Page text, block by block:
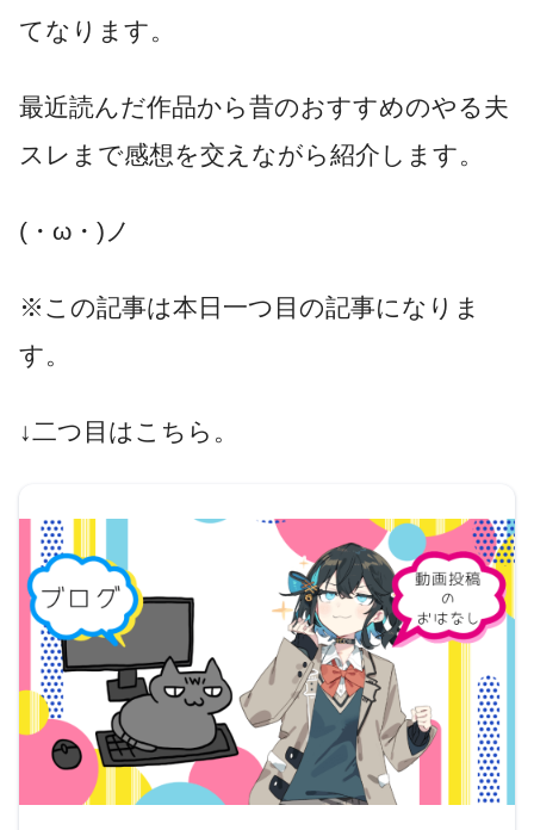
てなります。
最近読んだ作品から昔のおすすめのやる夫
スレまで感想を交えながら紹介します。
(・ω・)ノ
※この記事は本日一つ目の記事になりま
す。
↓二つ目はこちら。